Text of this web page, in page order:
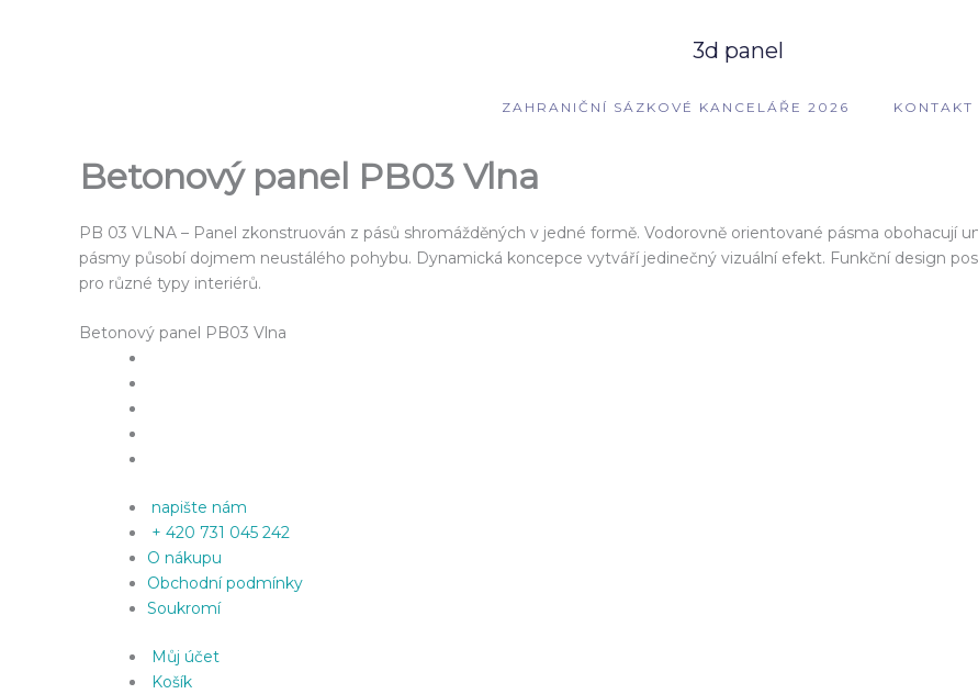
3d panel
ZAHRANIČNÍ SÁZKOVÉ KANCELÁŘE 2026 KONTAKT
Betonový panel PB03 Vlna
PB 03 VLNA – Panel zkonstruován z pásů shromážděných v jedné formě. Vodorovně orientované pásma obohacují
pásmy působí dojmem neustálého pohybu. Dynamická koncepce vytváří jedinečný vizuální efekt. Funkční design
pro různé typy interiérů.
Betonový panel PB03 Vlna
napište nám
+ 420 731 045 242
O nákupu
Obchodní podmínky
Soukromí
Můj účet
Košík